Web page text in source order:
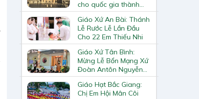
cho quốc gia thành
Vatican
Giáo Xứ An Bài: Thánh
Lễ Rước Lễ Lần Đầu
Cho 22 Em Thiếu Nhi
Giáo Xứ Tân Bình:
Mừng Lễ Bổn Mạng Xứ
Đoàn Antôn Nguyễn
Tiến Đích Và Bế Giảng
Năm Học Giáo Lý
2025–2026
Giáo Hạt Bắc Giang:
Chị Em Hội Mân Côi